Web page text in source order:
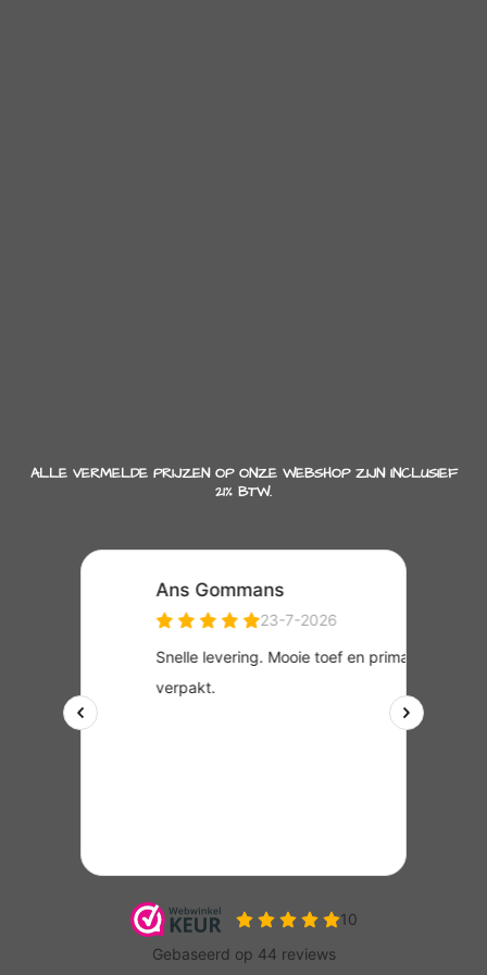
ALLE VERMELDE PRIJZEN OP ONZE WEBSHOP ZIJN INCLUSIEF
21% BTW.